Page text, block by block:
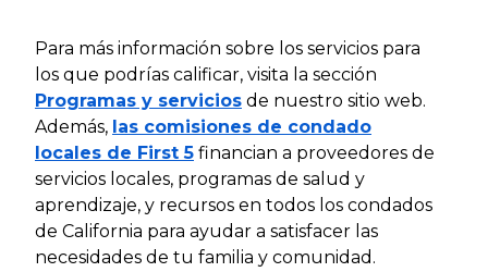
Para más información sobre los servicios para
los que podrías calificar, visita la sección
Programas y servicios de nuestro sitio web.
Además, las comisiones de condado
locales de First 5 financian a proveedores de
servicios locales, programas de salud y
aprendizaje, y recursos en todos los condados
de California para ayudar a satisfacer las
necesidades de tu familia y comunidad.